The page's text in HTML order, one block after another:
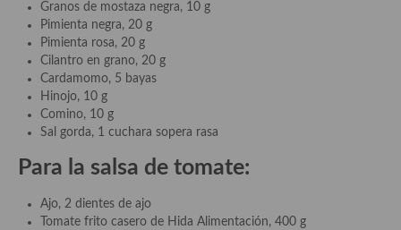
Arroces Y fideuás
Legumbres y cereales
Cuscús
Huevos
Masas elaboradas con harina, pizzas, quiches y demás
Plato principal
Granos de mostaza negra, 10 g
Pimienta negra, 20 g
Pimienta rosa, 20 g
Cilantro en grano, 20 g
Cardamomo, 5 bayas
Hinojo, 10 g
Comino, 10 g
Sal gorda, 1 cuchara sopera rasa
Para la salsa de tomate:
Ajo, 2 dientes de ajo
Tomate frito casero de Hida Alimentación, 400 g